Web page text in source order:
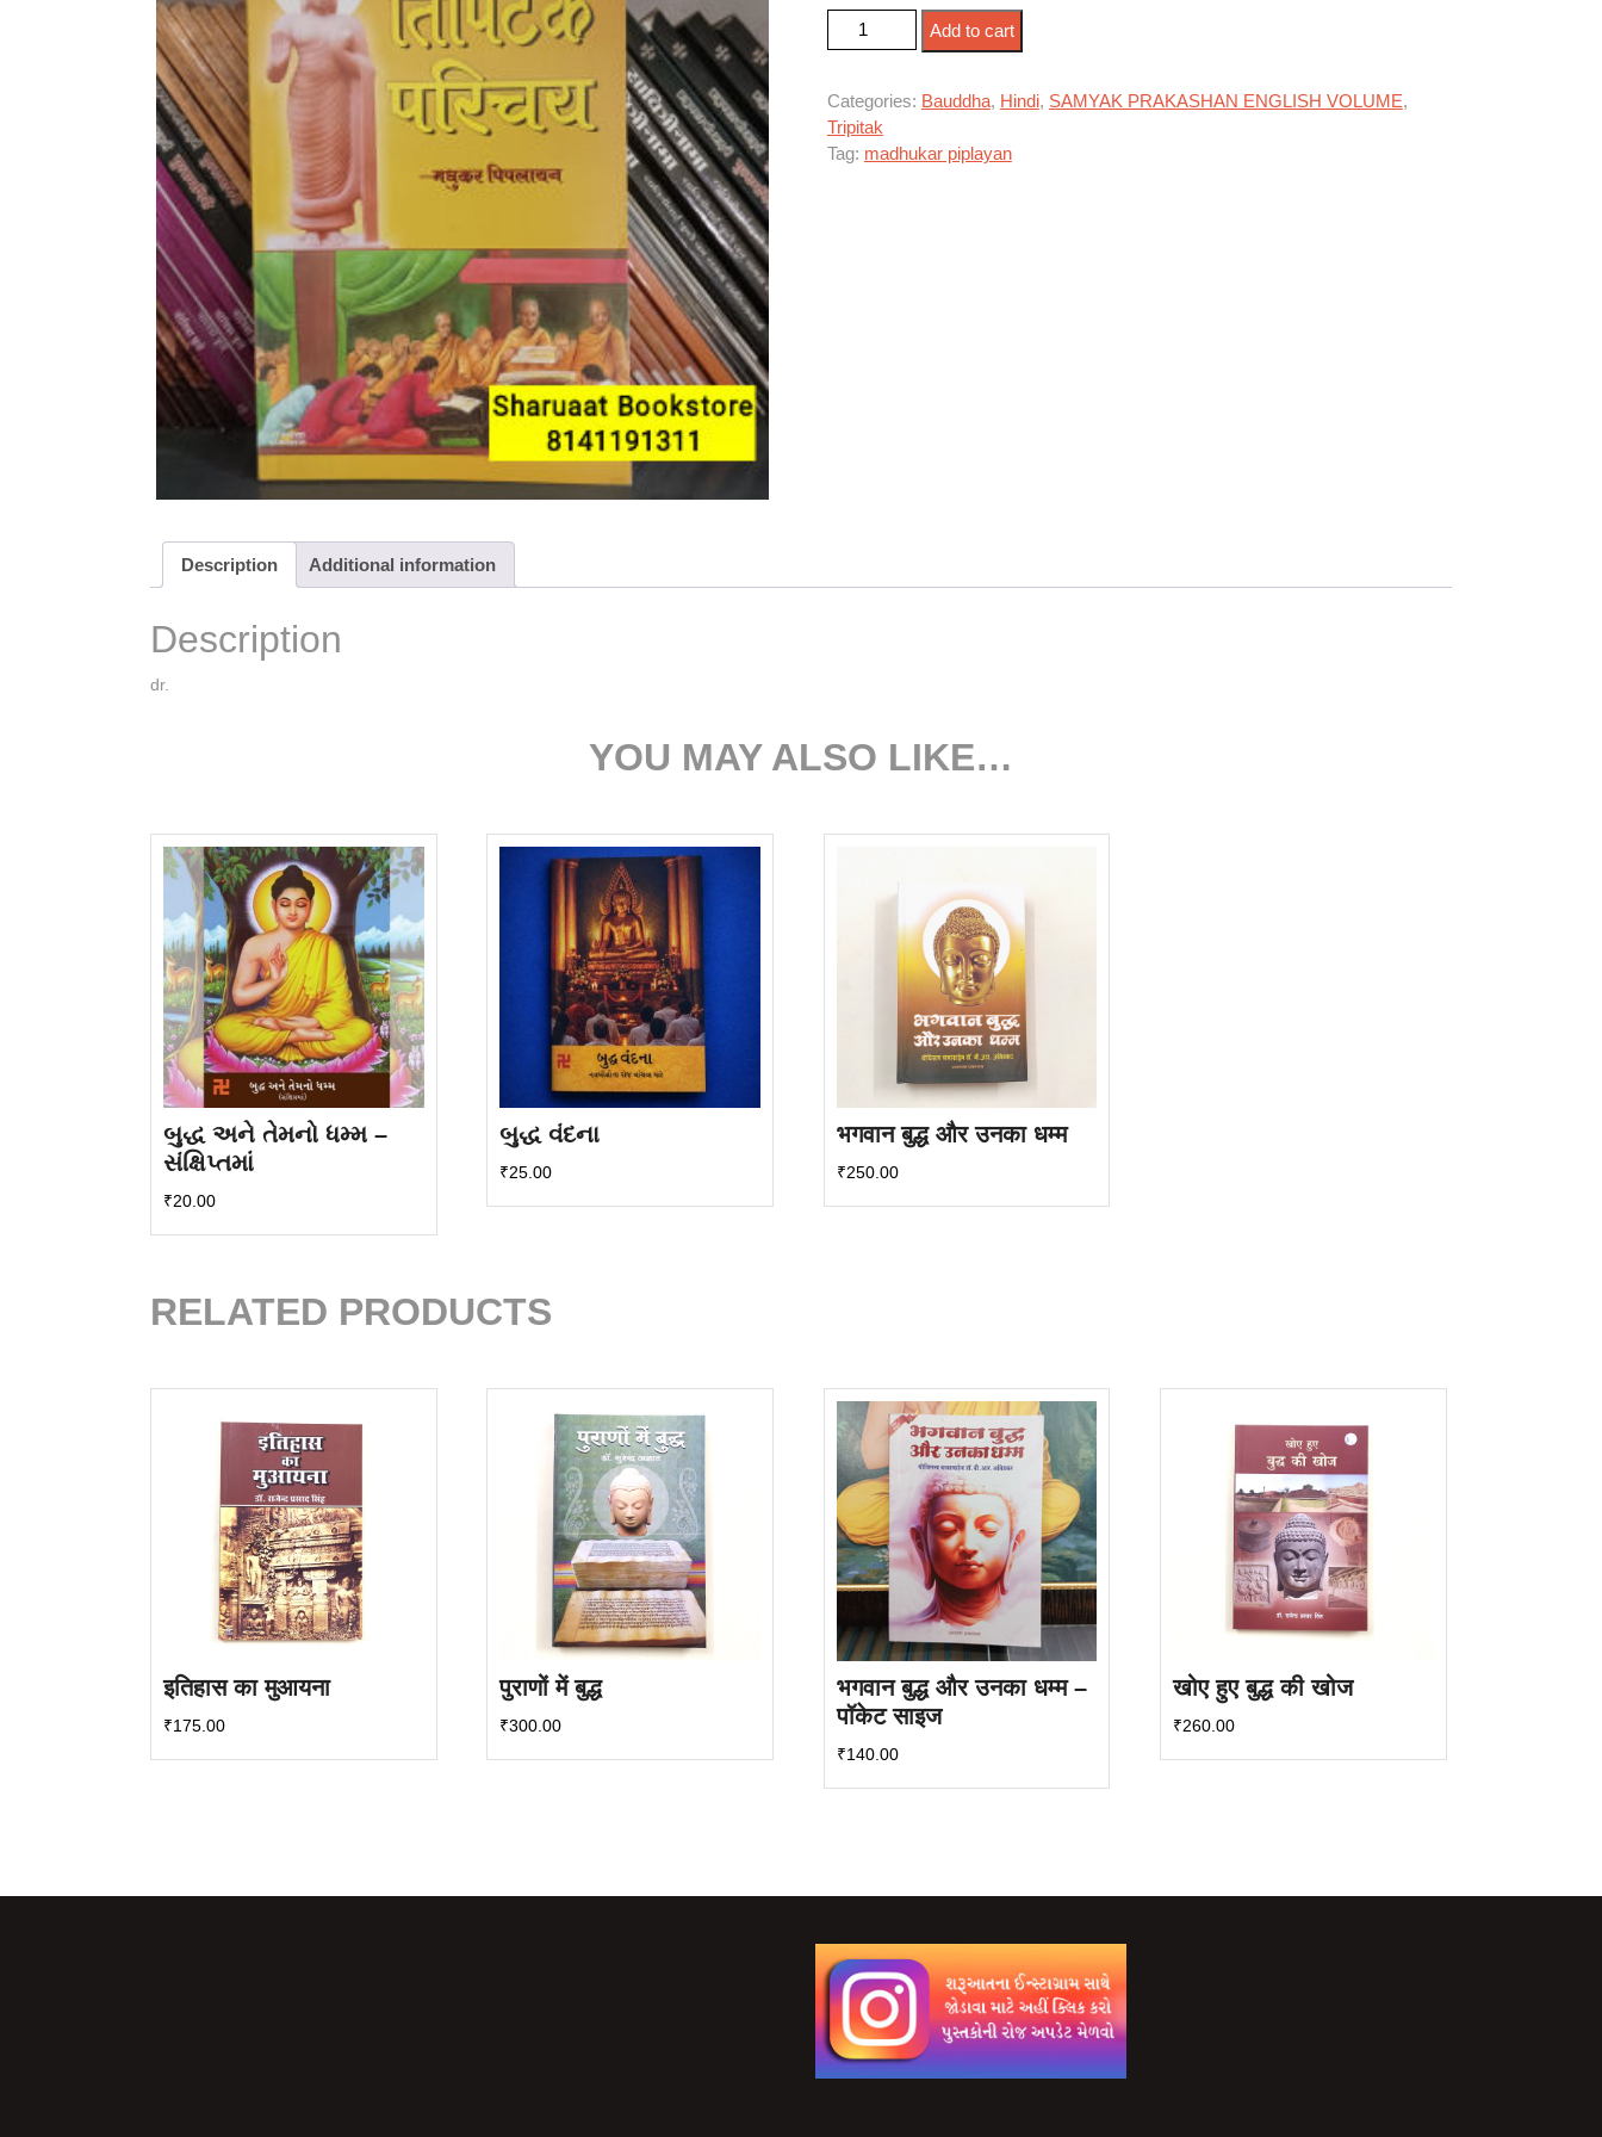
तिपिटक परिचय quantity
Add to cart
Categories: Bauddha, Hindi, SAMYAK PRAKASHAN ENGLISH VOLUME,
Tripitak
Tag: madhukar piplayan
Description Additional information
Description
dr.
YOU MAY ALSO LIKE…
બુદ્ધ અને તેમનો ધમ્મ –
સંક્ષિપ્તમાં
₹20.00
બુદ્ધ વંદના
₹25.00
भगवान बुद्ध और उनका धम्म
₹250.00
RELATED PRODUCTS
इतिहास का मुआयना
₹175.00
पुराणों में बुद्ध
₹300.00
भगवान बुद्ध और उनका धम्म –
पॉकेट साइज
₹140.00
खोए हुए बुद्ध की खोज
₹260.00